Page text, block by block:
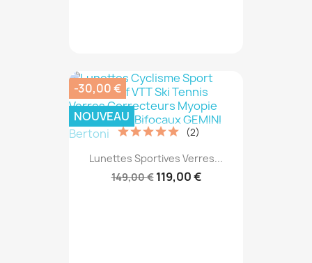
Lunettes Sportives Verres...
149,00 € 119,00 €
(2)
-30,00 €
NOUVEAU